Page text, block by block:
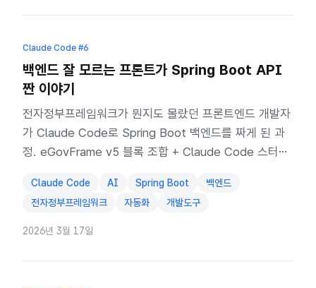
Claude Code #6
백엔드 잘 모르는 프론트가 Spring Boot API
짠 이야기
전자정부프레임워크가 뭔지도 몰랐던 프론트엔드 개발자
가 Claude Code로 Spring Boot 백엔드를 짜게 된 과
정. eGovFrame v5 블록 조합 + Claude Code 스터디
Claude Code AI Spring Boot
백엔드
전자정부프레임워크
자동화 개발도구
2026년 3월 17일